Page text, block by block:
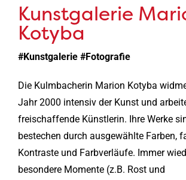
Kunstgalerie
Kotyba
#Kunstgalerie #Fotografie
Die Kulmbacherin Marion Kotyba
Jahr 2000 intensiv der Kunst und
freischaffende Künstlerin. Ihre Werke
bestechen durch ausgewählte Farben,
Kontraste und Farbverläufe. Immer
besondere Momente (z.B. Rost und